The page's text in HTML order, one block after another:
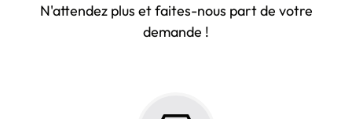
N'attendez plus et faites-nous part de votre
demande !